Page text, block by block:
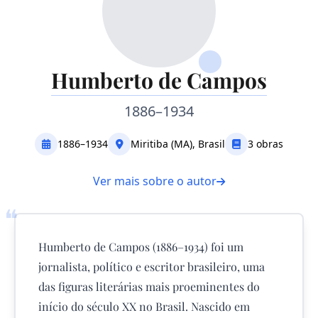
Humberto de Campos
1886–1934
1886–1934 Miritiba (MA), Brasil 3 obras
Ver mais sobre o autor
❝
Humberto de Campos (1886–1934) foi um
jornalista, político e escritor brasileiro, uma
das figuras literárias mais proeminentes do
início do século XX no Brasil. Nascido em